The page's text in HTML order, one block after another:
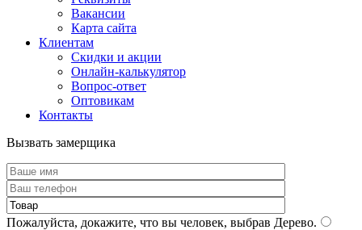
Вакансии
Карта сайта
Клиентам
Скидки и акции
Онлайн-калькулятор
Вопрос-ответ
Оптовикам
Контакты
Вызвать замерщика
Пожалуйста, докажите, что вы человек, выбрав Дерево.